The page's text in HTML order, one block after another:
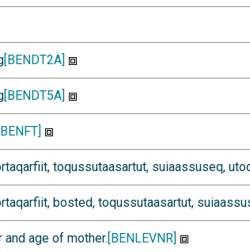
[BENDT2A]
[BENDT5A]
toqussutaasartut, suiaassuseq,
bosted, toqussutaasartut,
age of mother.[BENLEVNR]